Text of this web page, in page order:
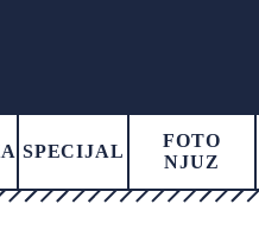
SPECIJAL
FOTO
NJUZ